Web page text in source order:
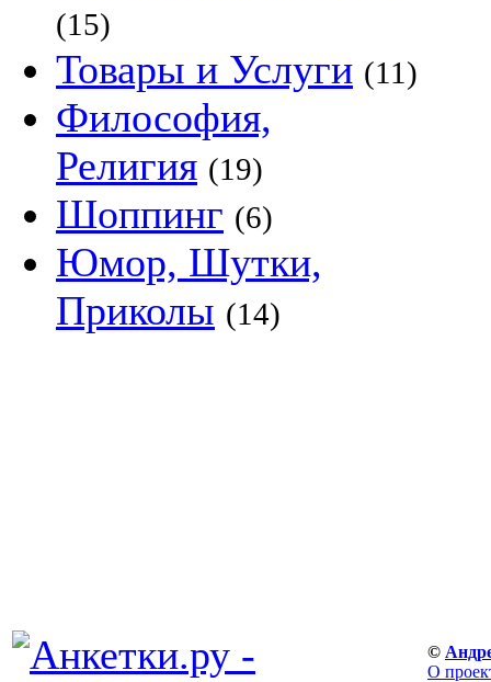
(15)
Товары и Услуги (11)
Философия,
Религия (19)
Шоппинг (6)
Юмор, Шутки,
Приколы (14)
©
О